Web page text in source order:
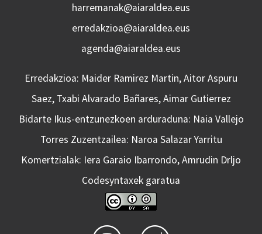
harremanak@aiaraldea.eus
erredakzioa@aiaraldea.eus
agenda@aiaraldea.eus
Erredakzioa: Maider Ramirez Martin, Aitor Aspuru
Saez, Txabi Alvarado Bañares, Aimar Gutierrez
Bidarte Ikus-entzunezkoen arduraduna: Naia Vallejo
Torres Zuzentzailea: Naroa Salazar Yarritu
Komertzialak: Iera Garaio Ibarrondo, Amrudin Drljo
Codesyntaxek garatua